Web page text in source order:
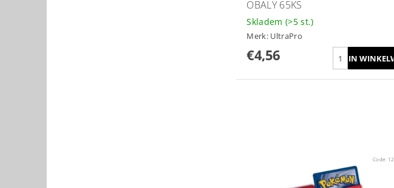
OBALY 65KS
Skladem (>5 st.)
Merk: UltraPro
€4,56
Code: 12